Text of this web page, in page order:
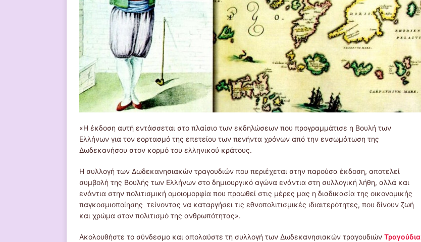
«Η έκδοση αυτή εντάσσεται στο πλαίσιο των εκδηλώσεων που προγραμμάτισε η Βουλή των
Ελλήνων για τον εορτασμό της επετείου των πενήντα χρόνων από την ενσωμάτωση της
Δωδεκανήσου στον κορμό του ελληνικού κράτους.
Η συλλογή των Δωδεκανησιακών τραγουδιών που περιέχεται στην παρούσα έκδοση, αποτελεί
συμβολή της Βουλής των Ελλήνων στο δημιουργικό αγώνα ενάντια στη συλλογική λήθη, αλλά και
ενάντια στην πολιτισμική ομοιομορφία που προωθεί στις μέρες μας η διαδικασία της οικονομικής
παγκοσμιοποίησης τείνοντας να καταργήσει τις εθνοπολιτισμικές ιδιαιτερότητες, που δίνουν ζωή
και χρώμα στον πολιτισμό της ανθρωπότητας».
Ακολουθήστε το σύνδεσμο και απολαύστε τη συλλογή των Δωδεκανησιακών τραγουδιών Τραγούδια